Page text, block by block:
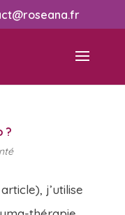
?
j’utilise